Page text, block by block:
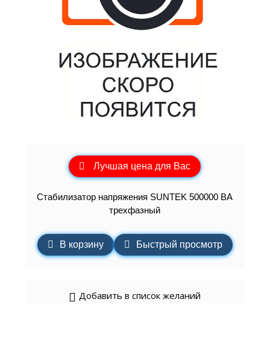
Лучшая цена для Вас
Стабилизатор напряжения SUNTEK 500000 ВА
трехфазный
В корзину Быстрый просмотр
Добавить в список желаний